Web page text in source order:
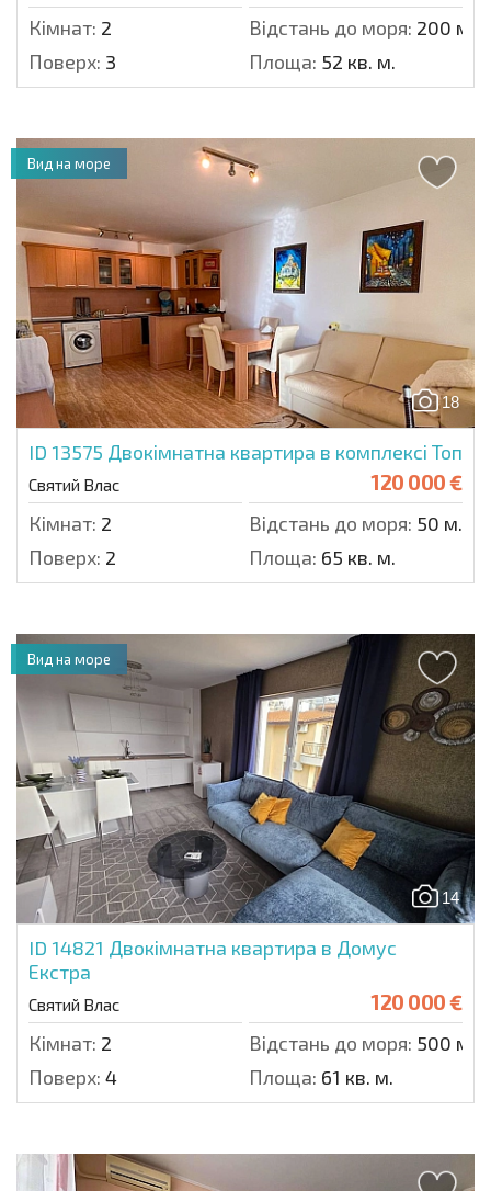
Кімнат: 2 Відстань до моря: 200 м.
Поверх: 3 Площа: 52 кв. м.
18
ID 13575 Двокімнатна квартира в комплексі Топ
Святий Влас 120 000 €
Кімнат: 2 Відстань до моря: 50 м.
Поверх: 2 Площа: 65 кв. м.
Вид на море
14
ID 14821 Двокімнатна квартира в Домус
Екстра
Святий Влас 120 000 €
Кімнат: 2 Відстань до моря: 500 м.
Поверх: 4 Площа: 61 кв. м.
Вид на море